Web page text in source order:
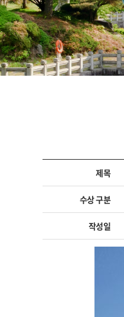
제목
수상 구분
작성일